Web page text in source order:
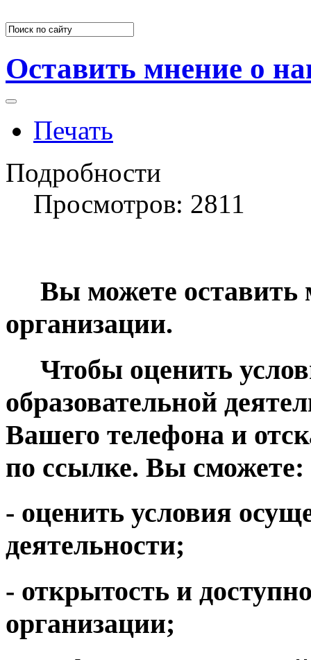
Оставить мнение о
Печать
Подробности
Просмотров: 2811
Вы можете оставить
организации.
Чтобы оценить
образовательной
Вашего телефона и
по ссылке. Вы сможете:
- оценить условия
деятельности;
- открытость и
организации;